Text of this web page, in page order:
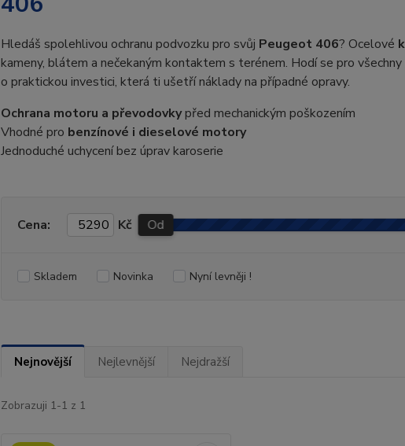
Hledáš spolehlivou ochranu podvozku pro svůj Peugeot 406? Ocelové
kameny, blátem a nečekaným kontaktem s terénem. Hodí se pro
o praktickou investici, která ti ušetří náklady na případné opravy.
Ochrana motoru a převodovkypřed mechanickým poškozením
Vhodné pro benzínové i dieselové motory
Jednoduché uchycení bez úprav karoserie
Cena: Kč Od
Skladem Novinka Nyní levněji !
Nejnovější Nejlevnější Nejdražší
Zobrazuji 1-1 z 1